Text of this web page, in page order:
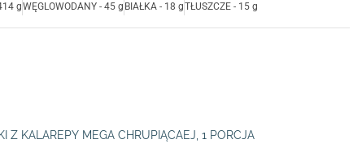
gWĘGLOWODANY - 45 g BIAŁKA - 18 gTŁUSZCZE - 15 g
Z KALAREPY MEGA CHRUPIĄCAEJ, 1 PORCJA